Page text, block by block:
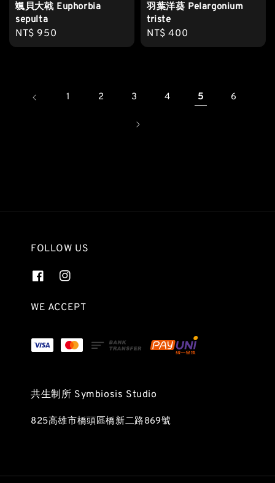
颯貝大戟 Euphorbia
sepulta
Regular
price
NT$ 950
羽葉洋葵 Pelargonium
triste
Regular
price
NT$ 400
1 2 3 4 5 6
FOLLOW US
WE ACCEPT
共生制所 Symbiosis Studio
825高雄市橋頭區橋新二路869號